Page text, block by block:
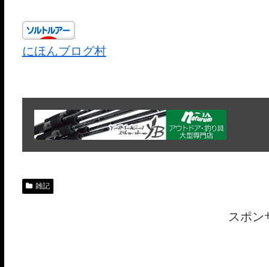
にほんブログ村
雑記
スポン